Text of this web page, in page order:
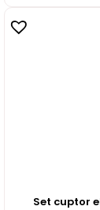
Set cuptor